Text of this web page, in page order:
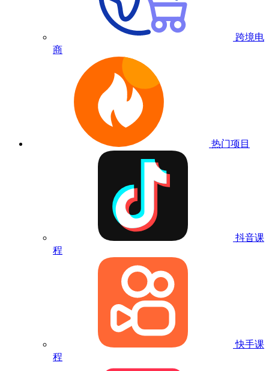
跨境电
商
热门项目
抖音课
程
快手课
程